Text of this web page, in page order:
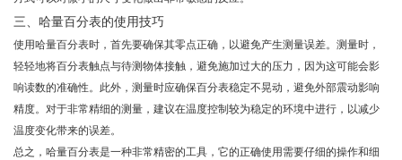
三、哈量百分表的使用技巧
使用哈量百分表时，首先要确保其零点正确，以避免产生测量误差。测量时，
轻轻地将百分表触点与待测物体接触，避免施加过大的压力，因为这可能会影
响读数的准确性。此外，测量时应确保百分表稳定不晃动，避免外部震动影响
精度。对于非常精细的测量，建议在温度控制较为稳定的环境中进行，以减少
温度变化带来的误差。
总之，哈量百分表是一种非常精密的工具，它的正确使用需要仔细的操作和细